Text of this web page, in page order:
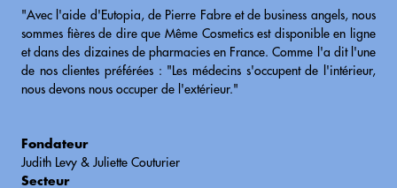
"Avec l'aide d'Eutopia, de Pierre Fabre et de business angels, nous
sommes fières de dire que Même Cosmetics est disponible en ligne
et dans des dizaines de pharmacies en France. Comme l'a dit l'une
de nos clientes préférées : "Les médecins s'occupent de l'intérieur,
nous devons nous occuper de l'extérieur."
Fondateur
Judith Levy & Juliette Couturier
Secteur